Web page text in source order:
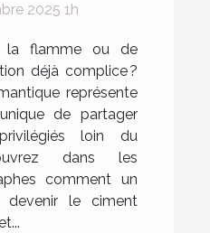
2025 1h
la flamme ou de
déjà complice ?
représente
de partager
loin du
dans les
comment un
le ciment